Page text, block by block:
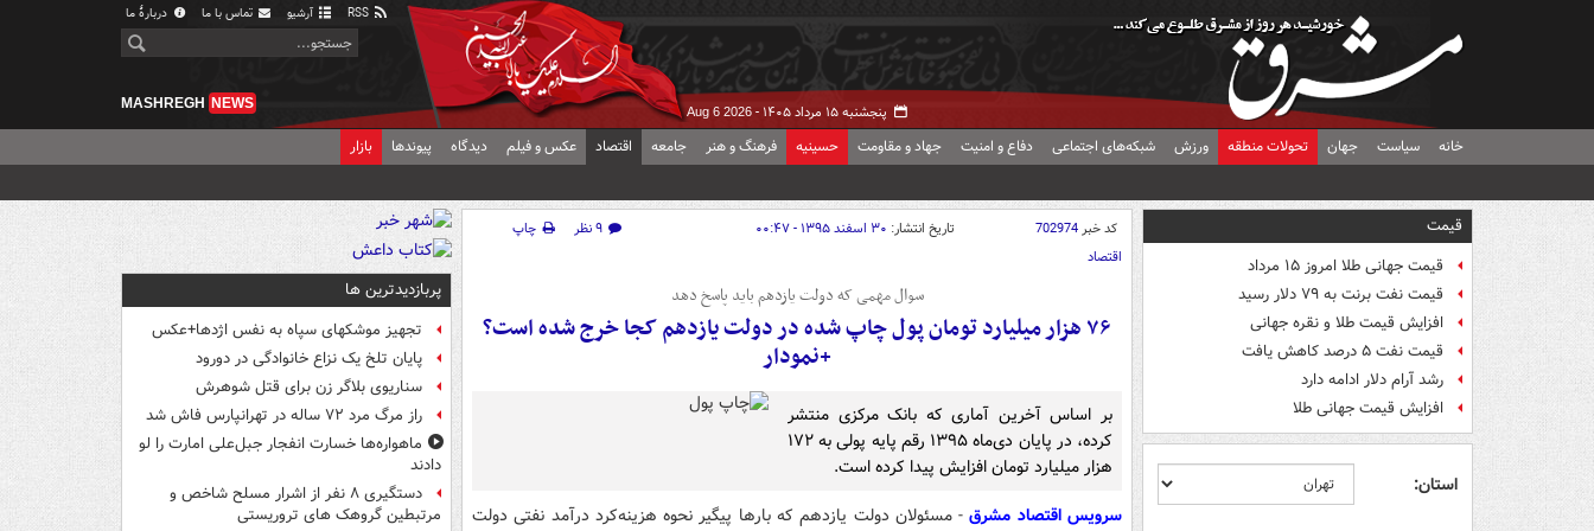
آرشیو تماس با ما دربارهٔ ما
پنجشنبه ۱۵ مرداد ۱۴۰۵ - Aug 6 2026
MASHREGH NEWS
خانه سیاست جهان تحولات منطقه ورزش شبکه‌های اجتماعی دفاع و امنیت جهاد و مقاومت حسینیه فرهنگ و هنر جامعه اقتصاد عکس و فیلم دیدگاه پیوندها بازار
قیمت
قیمت جهانی طلا امروز ۱۵ مرداد
قیمت نفت برنت به ۷۹ دلار رسید
افزایش قیمت طلا و نقره جهانی
قیمت نفت ۵ درصد کاهش یافت
رشد آرام دلار ادامه دارد
افزایش قیمت جهانی طلا
استان:
کد خبر702974 تاریخ انتشار: ۳۰ اسفند ۱۳۹۵ - ۰۰:۴۷ ۹ نظر
چاپ
اقتصاد
سوال مهمی که دولت یازدهم باید پاسخ دهد
۷۶ هزار میلیارد تومان پول چاپ شده در دولت یازدهم کجا خرج شده است؟
+نمودار
بر اساس آخرین آماری که بانک مرکزی منتشر
کرده، در پایان دی‌ماه ۱۳۹۵ رقم پایه پولی به ۱۷۲
هزار میلیارد تومان افزایش پیدا کرده است.
سرویس اقتصاد مشرق - مسئولان دولت یازدهم که بارها پیگیر نحوه هزینه‌کرد درآمد نفتی دولت
پربازدیدترین ها
تجهیز موشکهای سپاه به نفس اژدها+عکس
پایان تلخ یک نزاع خانوادگی در دورود
سناریوی بلاگر زن برای قتل شوهرش
راز مرگ مرد ۷۲ ساله در تهرانپارس فاش شد
ماهواره‌ها خسارت انفجار جبل‌علی امارت را لو
دادند
دستگیری ۸ نفر از اشرار مسلح شاخص و
مرتبطین گروهک های تروریستی